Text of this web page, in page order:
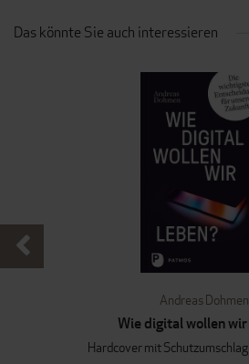
Das könnte Sie auch interessieren
Andreas Dohmen
Wie digital wollen
Hardcover mit